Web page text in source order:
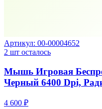
Артикул: 00-00004652
2 шт осталось
Мышь Игровая
Черный 6400 Dpi,
4 600 ₽